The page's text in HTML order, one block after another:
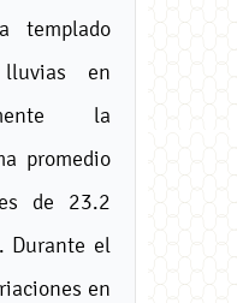
templado
lluvias en
la
promedio
de 23.2
Durante el
en